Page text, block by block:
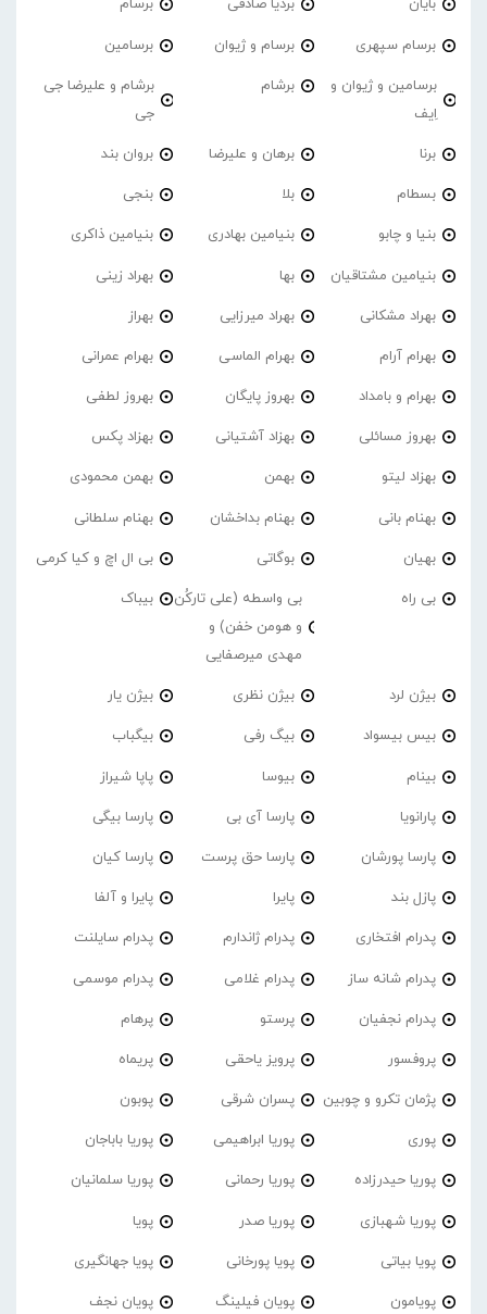
بایان بردیا صادقی برسام
برسام سپهری برسام و ژیوان برسامین
برسامین و ژیوان و
اِیف
برشام
برشام و علیرضا جی
جی
برنا برهان و علیرضا بروان بند
بسطام بلا بنجی
بنیا و چابو بنیامین بهادری بنیامین ذاکری
بنیامین مشتاقیان بها بهراد زینی
بهراد مشکانی بهراد میرزایی بهراز
بهرام آرام بهرام الماسی بهرام عمرانی
بهرام و بامداد بهروز پایگان بهروز لطفی
بهروز مسائلی بهزاد آشتیانی بهزاد پکس
بهزاد لیتو بهمن بهمن محمودی
بهنام بانی بهنام بداخشان بهنام سلطانی
بهیان بوگاتی بی ال اچ و کیا کرمی
بی راه
بی واسطه (علی تارکُن
و هومن خفن) و
مهدی میرصفایی
بیباک
بیژن لرد بیژن نظری بیژن یار
بیس بیسواد بیگ رفی بیگباب
بینام بیوسا پاپا شیراز
پارانویا پارسا آی بی پارسا بیگی
پارسا پورشان پارسا حق پرست پارسا کیان
پازل بند پایرا پایرا و آلفا
پدرام افتخاری پدرام ژاندارم پدرام‌ سایلنت
پدرام شانه ساز پدرام غلامی پدرام موسمی
پدرام نجفیان پرستو پرهام
پروفسور پرویز یاحقی پریماه
پژمان تکرو و چوبین پسران شرقی پوبون
پوری پوریا ابراهیمی پوریا باباجان
پوریا حیدرزاده پوریا رحمانی پوریا سلمانیان
پوریا شهبازی پوریا صدر پویا
پویا بیاتی پویا پورخانی پویا جهانگیری
پویامون پویان فیلینگ پویان نجف